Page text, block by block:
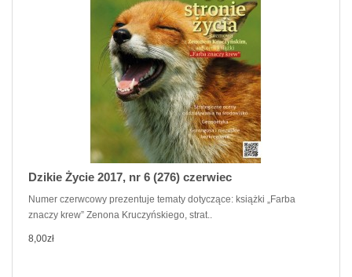
Dzikie Życie 2017, nr 6 (276) czerwiec
Numer czerwcowy prezentuje tematy dotyczące: książki „Farba
znaczy krew” Zenona Kruczyńskiego, strat..
8,00zł